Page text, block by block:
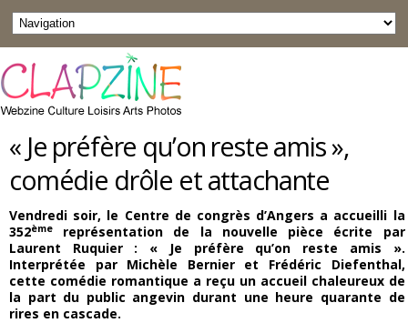
« Je préfère qu’on reste amis »,
comédie drôle et attachante
Vendredi soir, le Centre de congrès d’Angers a accueilli la
352ème
représentation de la nouvelle pièce écrite par
Laurent Ruquier : « Je préfère qu’on reste amis ».
Interprétée par Michèle Bernier et Frédéric Diefenthal,
cette comédie romantique a reçu un accueil chaleureux de
la part du public angevin durant une heure quarante de
rires en cascade.